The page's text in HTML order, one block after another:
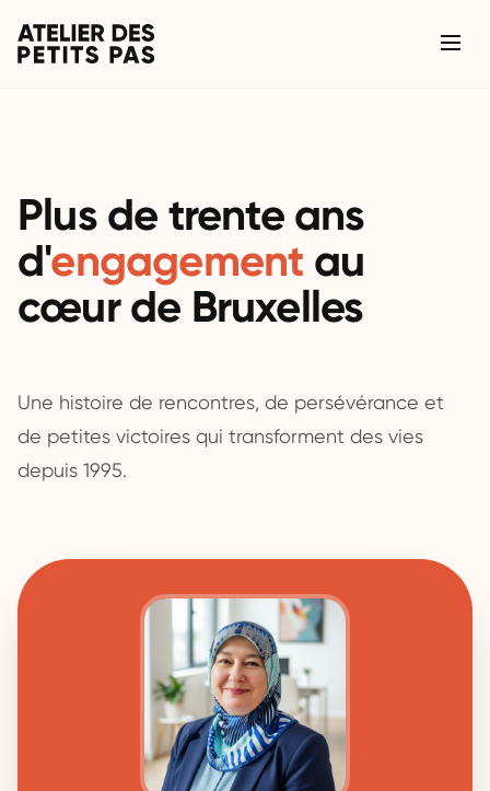
Plus de trente ans
d'engagement au
cœur de Bruxelles
Une histoire de rencontres, de persévérance et
de petites victoires qui transforment des vies
depuis 1995.